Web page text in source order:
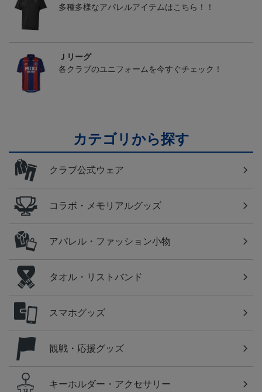
多種多様なアパレルアイテムはこちら！！
Ｊリーグ
各クラブのユニフォームを今すぐチェック！
カテゴリから探す
クラブ公式ウェア
コラボ・メモリアルグッズ
アパレル・ファッション小物
タオル・リストバンド
スマホグッズ
観戦・応援グッズ
キーホルダー・アクセサリー